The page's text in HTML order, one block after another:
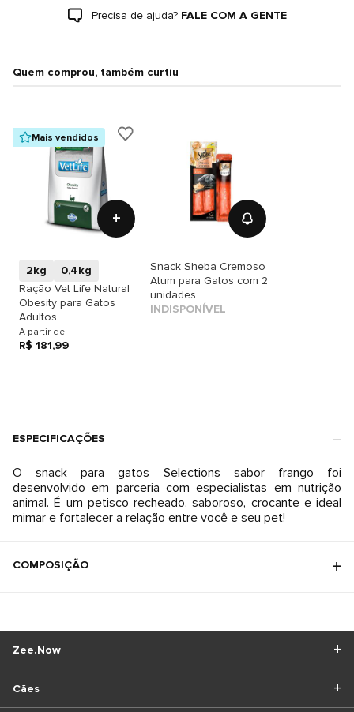
Precisa de ajuda? FALE COM A GENTE
Quem comprou, também curtiu
Mais vendidos
+
2kg
0,4kg
Ração Vet Life Natural
Obesity para Gatos
Adultos
A partir de
R$ 181,99
Snack Sheba Cremoso
Atum para Gatos com 2
unidades
INDISPONÍVEL
ESPECIFICAÇÕES
O snack para gatos Selections sabor frango foi
desenvolvido em parceria com especialistas em nutrição
animal. É um petisco recheado, saboroso, crocante e ideal
mimar e fortalecer a relação entre você e seu pet!
COMPOSIÇÃO
Cães
Zee.Now